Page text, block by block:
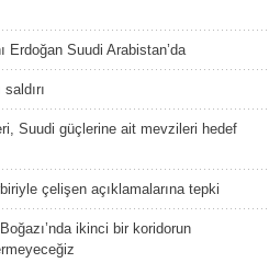
Erdoğan Suudi Arabistan’da
Suudi güçlerine ait mevzileri hedef
çelişen açıklamalarına tepki
ikinci bir koridorun